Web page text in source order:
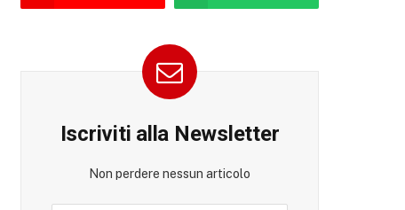
Iscriviti alla Newsletter
Non perdere nessun articolo